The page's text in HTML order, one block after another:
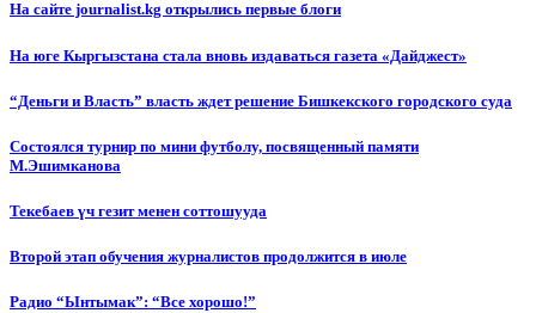
На сайте journalist.kg открылись первые блоги
На юге Кыргызстана стала вновь издаваться газета «Дайджест»
“Деньги и Власть” власть ждет решение Бишкекского городского суда
Состоялся турнир по мини футболу, посвященный памяти
М.Эшимканова
Текебаев үч гезит менен соттошууда
Второй этап обучения журналистов продолжится в июле
Радио “Ынтымак”: “Все хорошо!”